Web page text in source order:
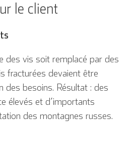
le client
des vis soit remplacé par des
fracturées devaient être
des besoins. Résultat : des
élevés et d’importants
des montagnes russes.